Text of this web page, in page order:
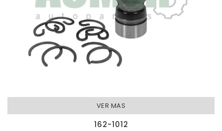
VER MAS
162-1012